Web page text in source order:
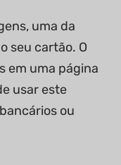
uma da
seu cartão. O
em uma página
usar este
ou